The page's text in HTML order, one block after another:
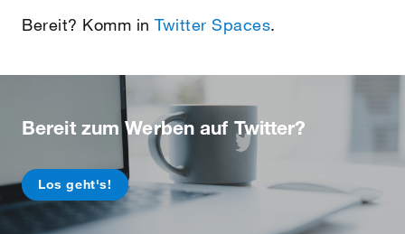
Bereit? Komm in Twitter Spaces.
Bereit zum Werben auf Twitter?
Los geht's!